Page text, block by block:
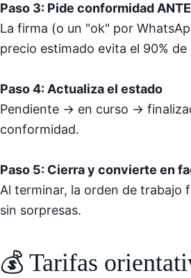
Paso 3: Pide conformidad
La firma (o un "ok" por
precio estimado evita el 90%
Paso 4: Actualiza el estado
Pendiente → en curso →
conformidad.
Paso 5: Cierra y convierte en
Al terminar, la orden de trabajo
sin sorpresas.
💰 Tarifas